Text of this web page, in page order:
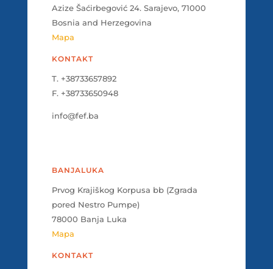
Azize Šaćirbegović 24. Sarajevo, 71000
Bosnia and Herzegovina
Mapa
KONTAKT
T. +38733657892
F. +38733650948
info@fef.ba
BANJALUKA
Prvog Krajiškog Korpusa bb (Zgrada
pored Nestro Pumpe)
78000 Banja Luka
Mapa
KONTAKT